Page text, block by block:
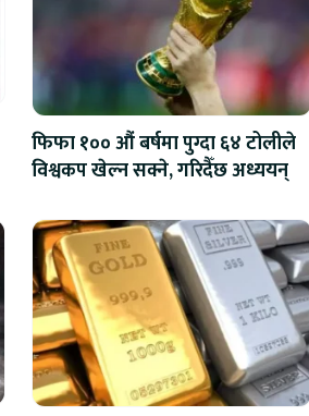
फिफा १०० औं बर्षमा पुग्दा ६४ टोलीले
विश्वकप खेल्न सक्ने, गरिदैँछ अध्ययन्